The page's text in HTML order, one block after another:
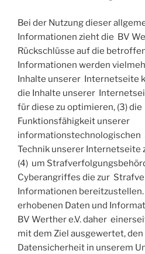
Bei der Nutzung dieser
Informationen zieht die BV
Rückschlüsse auf die
Informationen werden
Inhalte unserer Internetseite
die Inhalte unserer
für diese zu optimieren, (3)
Funktionsfähigkeit unserer
informationstechnologischen
Technik unserer Internetseite
(4) um
Cyberangriffes die zur
Informationen bereitzustellen.
erhobenen Daten und
BV Werther e.V. daher
mit dem Ziel ausgewertet,
Datensicherheit in unserem